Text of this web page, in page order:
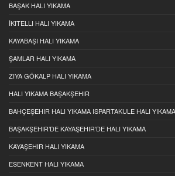
BAŞAK HALI YIKAMA
İKITELLI HALI YIKAMA
KAYABAŞI HALI YIKAMA
ŞAMLAR HALI YIKAMA
ZIYA GÖKALP HALI YIKAMA
HALI YIKAMA BAŞAKŞEHIR
BAHÇEŞEHIR HALI YIKAMA ISPARTAKULE HALI YIKAMA
BAŞAKŞEHIR’DE KAYAŞEHIR’DE HALI YIKAMA
KAYAŞEHIR HALI YIKAMA
ESENKENT HALI YIKAMA